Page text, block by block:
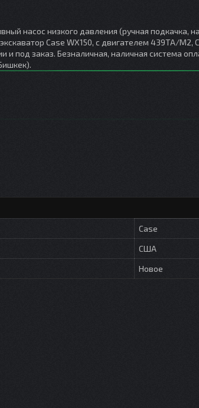
насос низкого давления (ручная подкачка,
Case WX150, с двигателем 439TA/M2,
и под заказ. Безналичная, наличная система
Case
США
Новое